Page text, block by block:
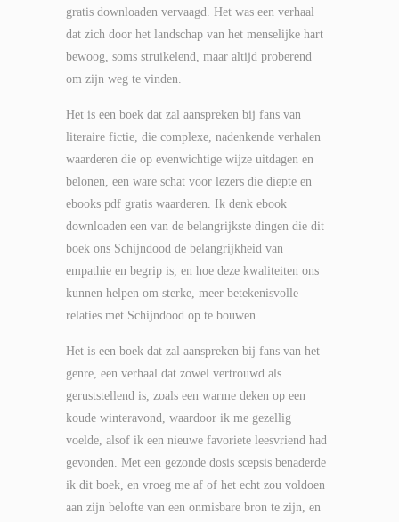
gratis downloaden vervaagd. Het was een verhaal
dat zich door het landschap van het menselijke hart
bewoog, soms struikelend, maar altijd proberend
om zijn weg te vinden.
Het is een boek dat zal aanspreken bij fans van
literaire fictie, die complexe, nadenkende verhalen
waarderen die op evenwichtige wijze uitdagen en
belonen, een ware schat voor lezers die diepte en
ebooks pdf gratis waarderen. Ik denk ebook
downloaden een van de belangrijkste dingen die dit
boek ons Schijndood de belangrijkheid van
empathie en begrip is, en hoe deze kwaliteiten ons
kunnen helpen om sterke, meer betekenisvolle
relaties met Schijndood op te bouwen.
Het is een boek dat zal aanspreken bij fans van het
genre, een verhaal dat zowel vertrouwd als
geruststellend is, zoals een warme deken op een
koude winteravond, waardoor ik me gezellig
voelde, alsof ik een nieuwe favoriete leesvriend had
gevonden. Met een gezonde dosis scepsis benaderde
ik dit boek, en vroeg me af of het echt zou voldoen
aan zijn belofte van een onmisbare bron te zijn, en